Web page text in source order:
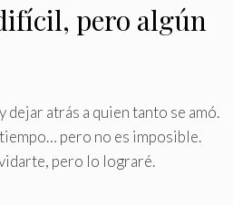
pero algún
dejar atrás a quien tanto se amó.
pero no es imposible.
pero lo lograré.